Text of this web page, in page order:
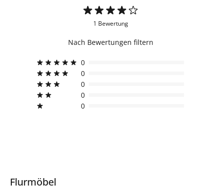
1 Bewertung
Nach Bewertungen filtern
0
0
0
0
0
Flurmöbel